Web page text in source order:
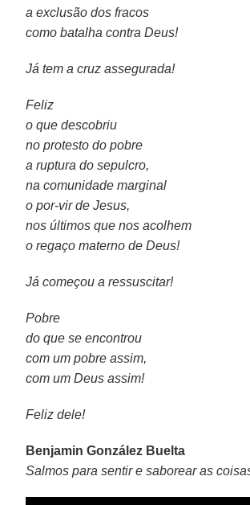
a exclusão dos fracos
como batalha contra Deus!
Já tem a cruz assegurada!
Feliz
o que descobriu
no protesto do pobre
a ruptura do sepulcro,
na comunidade marginal
o por-vir de Jesus,
nos últimos que nos acolhem
o regaço materno de Deus!
Já começou a ressuscitar!
Pobre
do que se encontrou
com um pobre assim,
com um Deus assim!
Feliz dele!
Benjamin González Buelta
Salmos para sentir e saborear as